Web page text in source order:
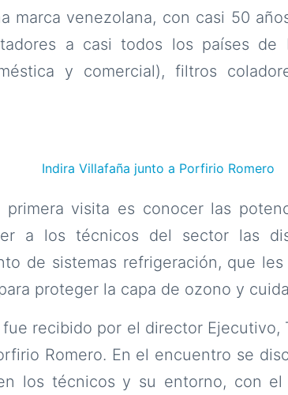
marca venezolana, con casi 50
a casi todos los países de
y comercial), filtros
Indira Villafaña junto a Porfirio Romero
visita es conocer las
a los técnicos del sector las
de sistemas refrigeración, que
proteger la capa de ozono y
recibido por el director Ejecutivo,
Romero. En el encuentro se
los técnicos y su entorno, con